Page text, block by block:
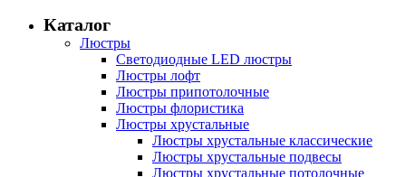
Каталог
Люстры
Светодиодные LED люстры
Люстры лофт
Люстры припотолочные
Люстры флористика
Люстры хрустальные
Люстры хрустальные классические
Люстры хрустальные подвесы
Люстры хрустальные потолочные